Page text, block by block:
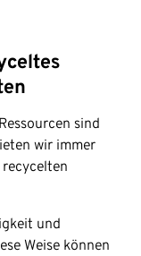
sind
wir immer
und
Weise können